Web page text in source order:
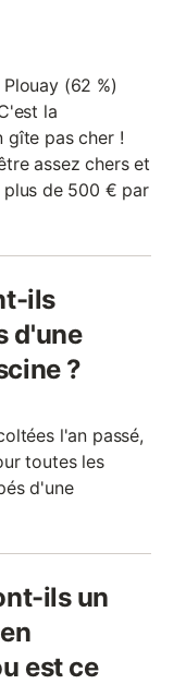
(62 %)
la
gîte pas cher !
assez chers et
plus de 500 € par
ils
d'une
?
l'an passé,
toutes les
d'une
ils un
est ce